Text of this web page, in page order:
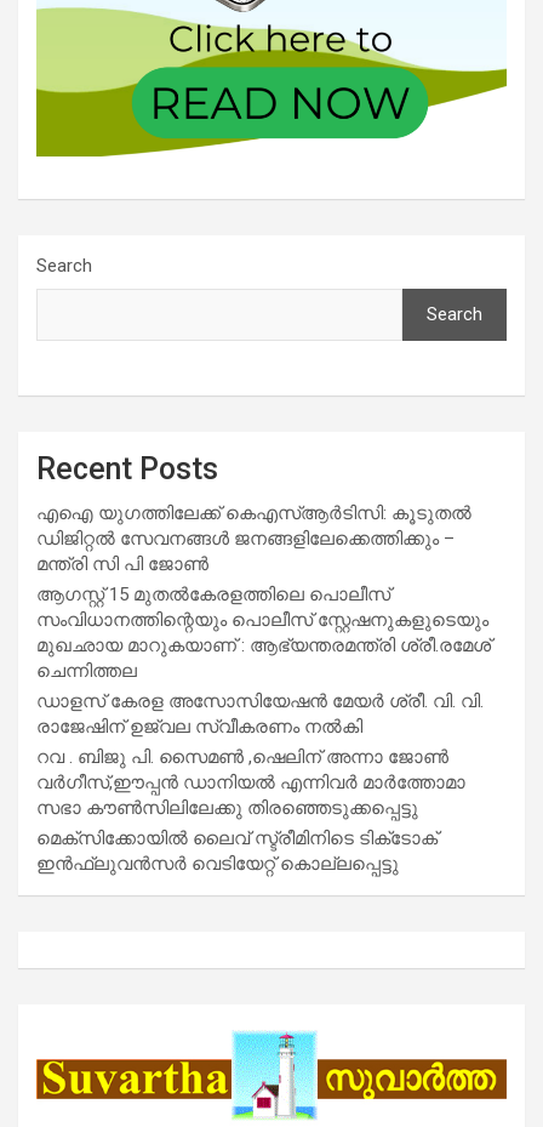
Search
Search
Recent Posts
എഐ യുഗത്തിലേക്ക് കെഎസ്ആർടിസി: കൂടുതൽ
ഡിജിറ്റൽ സേവനങ്ങൾ ജനങ്ങളിലേക്കെത്തിക്കും –
മന്ത്രി സി പി ജോൺ
ആഗസ്റ്റ് 15 മുതല്‍കേരളത്തിലെ പൊലീസ്
സംവിധാനത്തിന്റെയും പൊലീസ് സ്റ്റേഷനുകളുടെയും
മുഖഛായ മാറുകയാണ് : ആഭ്യന്തരമന്ത്രി ശ്രീ.രമേശ്
ചെന്നിത്തല
ഡാളസ് കേരള അസോസിയേഷൻ മേയർ ശ്രീ. വി. വി.
രാജേഷിന് ഉജ്വല സ്വീകരണം നൽകി
റവ . ബിജു പി. സൈമൺ ,ഷെലിന് അന്നാ ജോൺ
വർഗീസ്,ഈപ്പൻ ഡാനിയൽ എന്നിവർ മാർത്തോമാ
സഭാ കൗൺസിലിലേക്കു തിരഞ്ഞെടുക്കപ്പെട്ടു
മെക്സിക്കോയിൽ ലൈവ് സ്ട്രീമിനിടെ ടിക്‌ടോക്
ഇൻഫ്ലുവൻസർ വെടിയേറ്റ് കൊല്ലപ്പെട്ടു